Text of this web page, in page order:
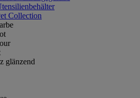
Collection
glänzend